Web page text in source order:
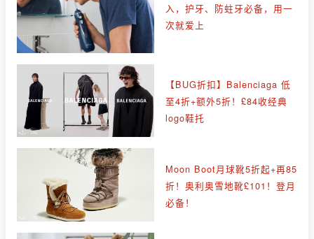
入，护牙、防蛀牙必备，用一
次就爱上
【BUG折扣】Balenciaga 低
至4折+额外5折！£84收经典
logo鞋托
Moon Boot月球靴5折起+再85
折！奥利奥雪地靴£101！登月
必备！